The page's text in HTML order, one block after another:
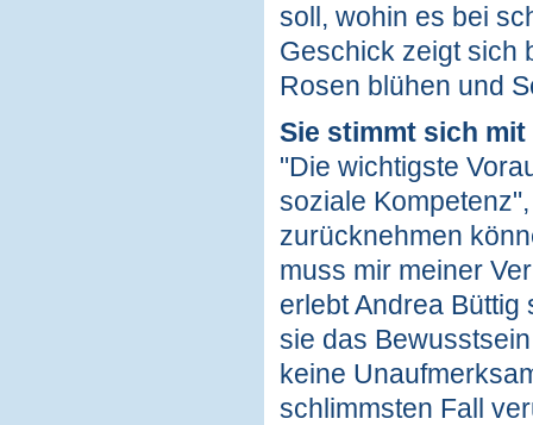
soll, wohin es bei
Geschick zeigt sich
Rosen blühen und
Sie stimmt sich
"Die wichtigste
soziale
zurücknehmen
muss mir meiner
erlebt Andrea
sie das
keine
schlimmsten Fall